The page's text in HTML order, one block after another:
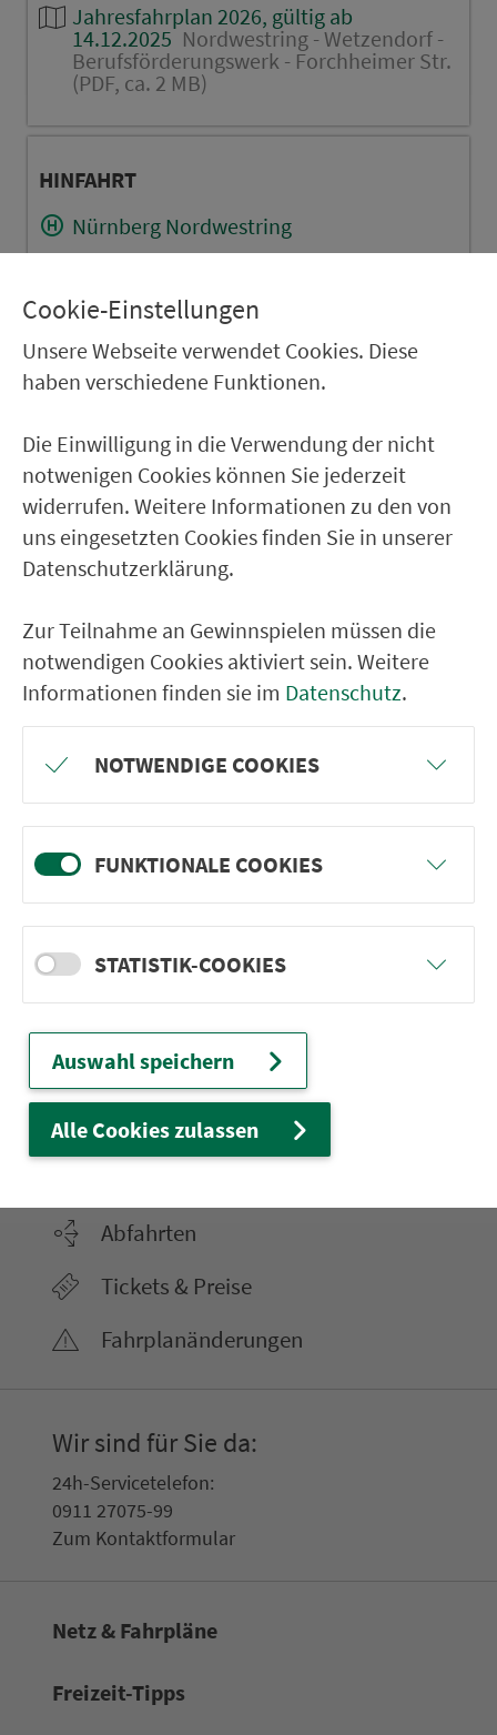
Jahresfahrplan 2026, gültig ab
14.12.2025 Nordwestring - Wetzendorf -
Berufsförderungswerk - Forchheimer Str.
(PDF, ca. 2 MB)
HINFAHRT
Nürnberg Nordwestring
Nürnberg Wetzendorf Ost
Nürnberg Wetzendorf West
Nürnberg Berufsförderungswerk
Nürnberg Waldemar-Klink-Str.
RÜCKFAHRT
Nürnberg Forchheimer Str.
Nürnberg Waldemar-Klink-Str.
Nürnberg Kieler Str.
Nürnberg Berufsförderungswerk
Nürnberg Wetzendorf Ost
Nürnberg Dortmunder Str.
22.000 Qua­drat­ki­lo­me­ter. 130 Ver­kehrs­un­
ter­neh­men. 1.100 Linien. Eine Fahr­kar­te.
Abfahrten
Tickets & Preise
Fahr­plan­ände­rungen
Wir sind für Sie da:
24h-Ser­vice­te­le­fon:
0911 27075-99
Zum Kon­taktformular
Netz & Fahrpläne
Frei­zeit-Tipps
Cookie-Einstellungen
Unsere Webseite verwendet Cookies. Diese
haben verschiedene Funktionen.
Die Einwilligung in die Verwendung der nicht
notwenigen Cookies können Sie jederzeit
widerrufen. Weitere Informationen zu den von
uns eingesetzten Cookies finden Sie in unserer
Datenschutzerklärung.
Zur Teilnahme an Gewinnspielen müssen die
notwendigen Cookies aktiviert sein. Weitere
Informationen finden sie im Datenschutz.
NOTWENDIGE COOKIES
FUNKTIONALE COOKIES
STATISTIK-COOKIES
Auswahl speichern
Alle Cookies zulassen